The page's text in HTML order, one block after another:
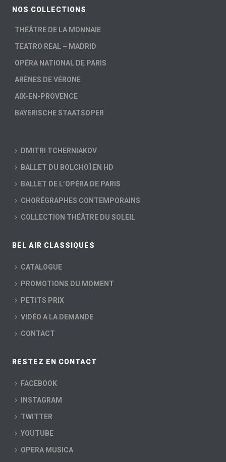
NOS COLLECTIONS
THÉÂTRE DE LA MONNAIE
TEATRO REAL – MADRID
OPÉRA NATIONAL DE PARIS
ARÈNES DE VÉRONE
AIX-EN-PROVENCE
BAYERISCHE STAATSOPER
DMITRI TCHERNIAKOV
BALLET DU BOLCHOÏ EN HD
BALLET DE L’OPÉRA DE PARIS
CHORÉGRAPHES CONTEMPORAINS
COLLECTION THÉÂTRE DU SOLEIL
BEL AIR CLASSIQUES
CATALOGUE
PROMOTIONS DU MOMENT
PETITS PRIX
VIDÉO A LA DEMANDE
CONTACT
RESTEZ EN CONTACT
FACEBOOK
INSTAGRAM
TWITTER
YOUTUBE
OPERA MUSICA